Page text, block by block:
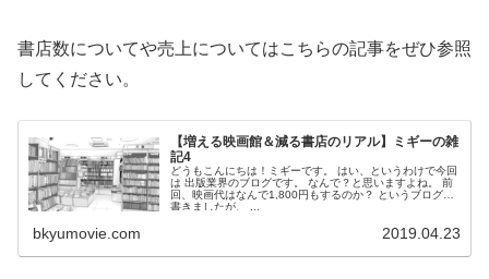
書店数についてや売上についてはこちらの記事をぜひ参照
してください。
【増える映画館＆減る書店のリアル】ミギーの雑
記4
どうもこんにちは！ミギーです。 はい、というわけで今回
は 出版業界のブログです。 なんで？と思いますよね。 前
回、映画代はなんで1,800円もするのか？ というブログを
書きましたが、 ...
bkyumovie.com 2019.04.23